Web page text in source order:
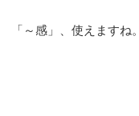
「～感」、使えますね。